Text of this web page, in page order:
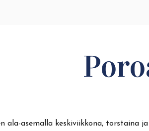
ala-asemalla keskiviikkona, torstaina ja